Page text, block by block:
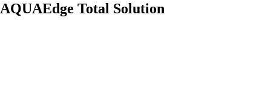
AQUAEdge Total Solution